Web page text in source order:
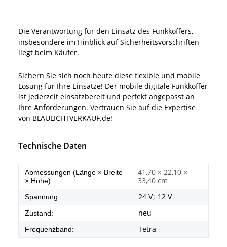
Die Verantwortung für den Einsatz des Funkkoffers,
insbesondere im Hinblick auf Sicherheitsvorschriften
liegt beim Käufer.
Sichern Sie sich noch heute diese flexible und mobile
Lösung für Ihre Einsätze! Der mobile digitale Funkkoffer
ist jederzeit einsatzbereit und perfekt angepasst an
Ihre Anforderungen. Vertrauen Sie auf die Expertise
von BLAULICHTVERKAUF.de!
Technische Daten
Abmessungen (Länge × Breite
× Höhe):
41,70 × 22,10 ×
33,40 cm
Spannung: 24 V; 12 V
Zustand: neu
Frequenzband: Tetra